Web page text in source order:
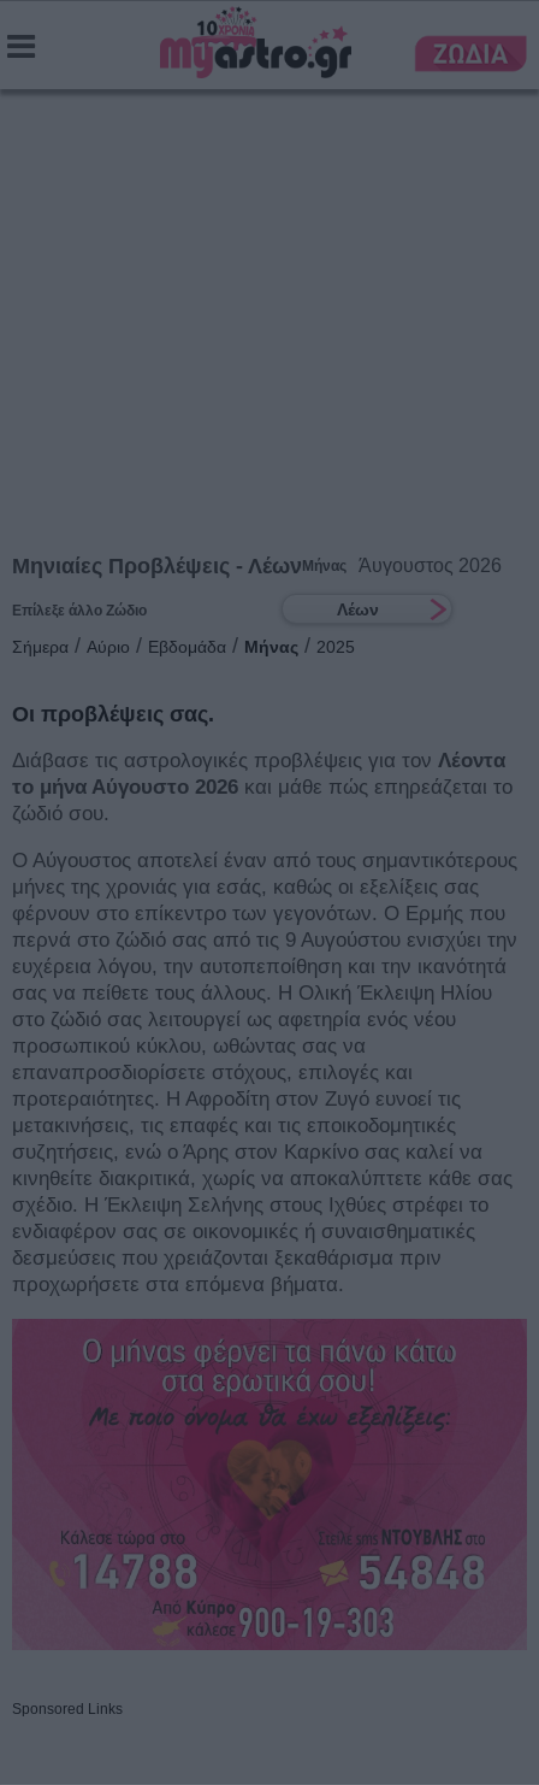
Μηνιαίες Προβλέψεις - Λέων Μήνας Άυγουστος 2026
Επίλεξε άλλο Ζώδιο
Λέων
Σήμερα / Αύριο / Εβδομάδα / Μήνας / 2025
Οι προβλέψεις σας.
Διάβασε τις αστρολογικές προβλέψεις για τον Λέοντα
το μήνα Αύγουστο 2026 και μάθε πώς επηρεάζεται το
ζώδιό σου.
Ο Αύγουστος αποτελεί έναν από τους σημαντικότερους
μήνες της χρονιάς για εσάς, καθώς οι εξελίξεις σας
φέρνουν στο επίκεντρο των γεγονότων. Ο Ερμής που
περνά στο ζώδιό σας από τις 9 Αυγούστου ενισχύει την
ευχέρεια λόγου, την αυτοπεποίθηση και την ικανότητά
σας να πείθετε τους άλλους. Η Ολική Έκλειψη Ηλίου
στο ζώδιό σας λειτουργεί ως αφετηρία ενός νέου
προσωπικού κύκλου, ωθώντας σας να
επαναπροσδιορίσετε στόχους, επιλογές και
προτεραιότητες. Η Αφροδίτη στον Ζυγό ευνοεί τις
μετακινήσεις, τις επαφές και τις εποικοδομητικές
συζητήσεις, ενώ ο Άρης στον Καρκίνο σας καλεί να
κινηθείτε διακριτικά, χωρίς να αποκαλύπτετε κάθε σας
σχέδιο. Η Έκλειψη Σελήνης στους Ιχθύες στρέφει το
ενδιαφέρον σας σε οικονομικές ή συναισθηματικές
δεσμεύσεις που χρειάζονται ξεκαθάρισμα πριν
προχωρήσετε στα επόμενα βήματα.
Sponsored Links